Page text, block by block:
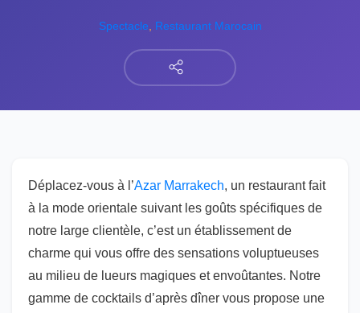
Spectacle Restaurant Marocain
Déplacez-vous à l’Azar Marrakech, un restaurant fait
à la mode orientale suivant les goûts spécifiques de
notre large clientèle, c’est un établissement de
charme qui vous offre des sensations voluptueuses
au milieu de lueurs magiques et envoûtantes. Notre
gamme de cocktails d’après dîner vous propose une